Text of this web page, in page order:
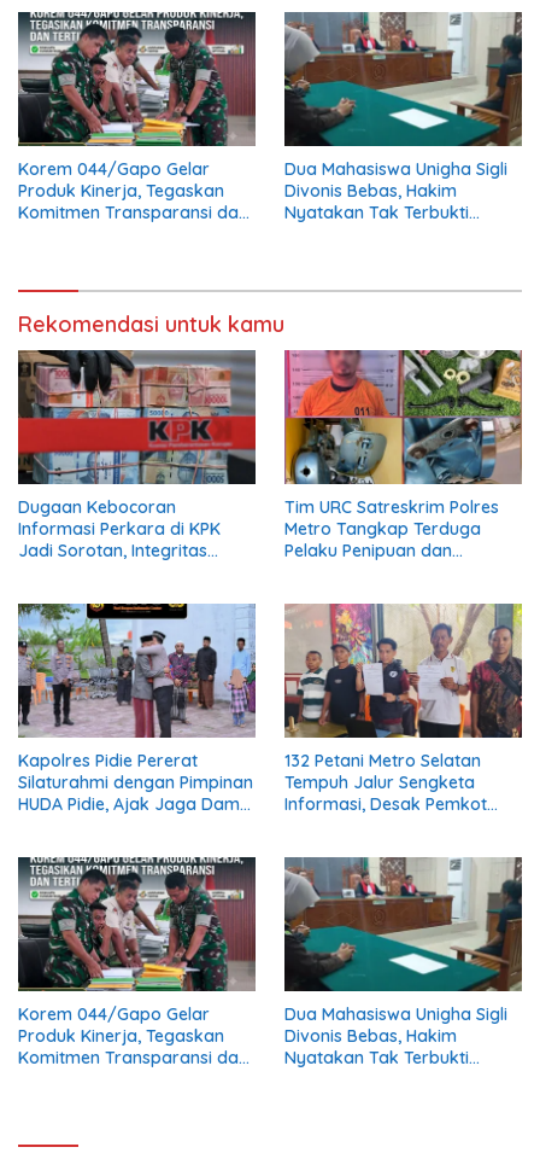
Korem 044/Gapo Gelar
Produk Kinerja, Tegaskan
Komitmen Transparansi dan
Dua Mahasiswa Unigha Sigli
Divonis Bebas, Hakim
Nyatakan Tak Terbukti
Rekomendasi untuk kamu
Dugaan Kebocoran
Informasi Perkara di KPK
Jadi Sorotan, Integritas
Tim URC Satreskrim Polres
Metro Tangkap Terduga
Pelaku Penipuan dan
Kapolres Pidie Pererat
Silaturahmi dengan Pimpinan
HUDA Pidie, Ajak Jaga Damai
132 Petani Metro Selatan
Tempuh Jalur Sengketa
Informasi, Desak Pemkot
Korem 044/Gapo Gelar
Produk Kinerja, Tegaskan
Komitmen Transparansi dan
Dua Mahasiswa Unigha Sigli
Divonis Bebas, Hakim
Nyatakan Tak Terbukti